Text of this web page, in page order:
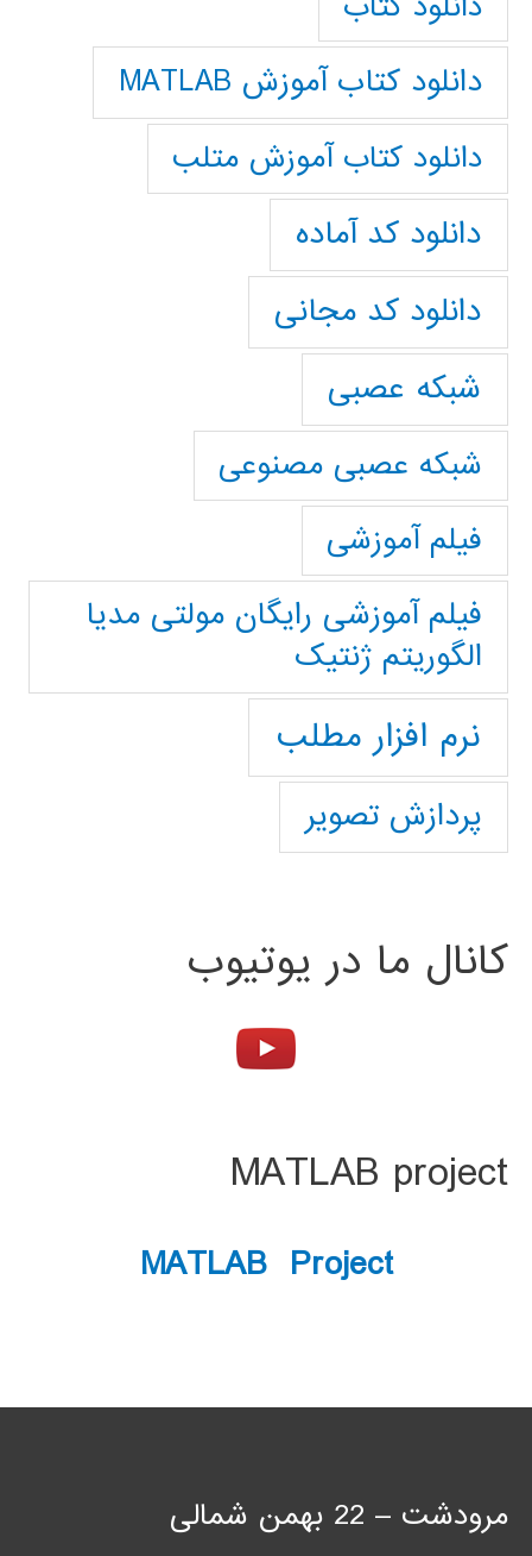
دانلود کتاب آموزش MATLAB
دانلود کتاب آموزش متلب
دانلود کد آماده
دانلود کد مجانی
شبکه عصبی
شبکه عصبی مصنوعی
فیلم آموزشی
فیلم آموزشی رایگان مولتی مدیا
الگوریتم ژنتیک
نرم افزار مطلب
پردازش تصویر
کانال ما در یوتیوب
MATLAB project
MATLAB Project
مرودشت – 22 بهمن شمالی